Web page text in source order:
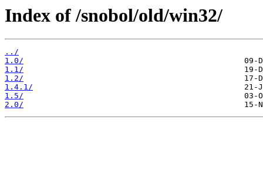
Index of /snobol/old/win32/
../
1.0/
1.1/
1.2/
1.4.1/
1.5/
2.0/